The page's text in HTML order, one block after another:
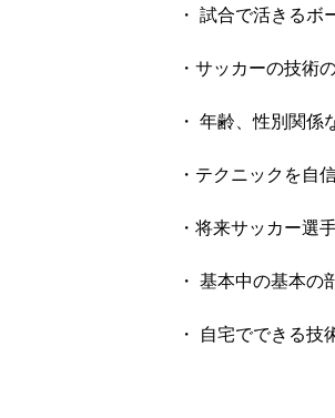
・ 試合で活きるボ
・サッカーの技術
・ 年齢、性別関係
・テクニックを自
・将来サッカー選
・ 基本中の基本の
・ 自宅でできる技